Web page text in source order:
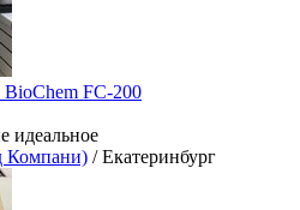
FC-200
идеальное
Компани) / Екатеринбург